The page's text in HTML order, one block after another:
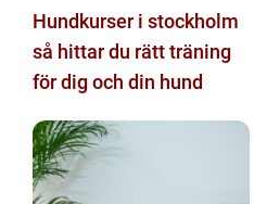
Hundkurser i stockholm
så hittar du rätt träning
för dig och din hund